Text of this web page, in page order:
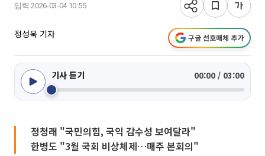
입력 2026-03-04 10:55
정성욱 기자 구글 선호매체 추가
기사 듣기 00:00 / 03:00
정청래 "국민의힘, 국익 감수성 보여달라"
한병도 "3월 국회 비상체제…매주 본회의"